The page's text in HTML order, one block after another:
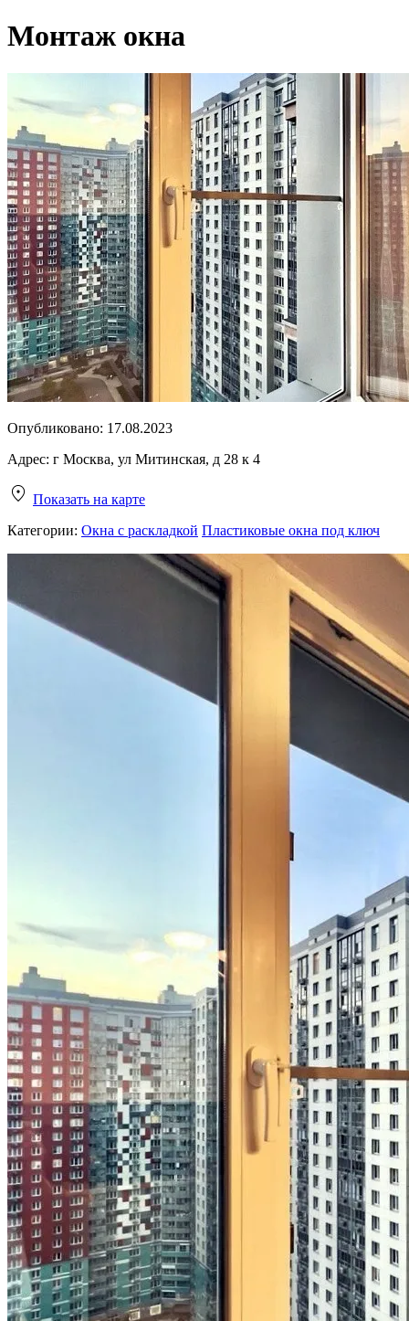
Монтаж окна
Опубликовано: 17.08.2023
Адрес: г Москва, ул Митинская, д 28 к 4
Показать на карте
Категории: Окна с раскладкой Пластиковые окна под ключ